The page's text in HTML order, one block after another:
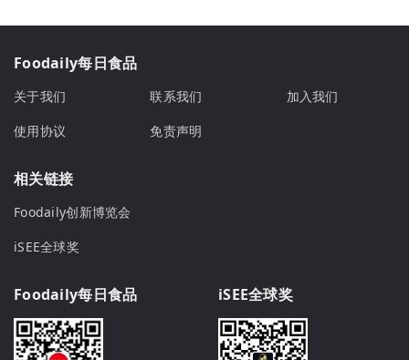
Foodaily每日食品
关于我们 联系我们
加入我们
使用协议
免责声明
相关链接
Foodaily创新博览会
iSEE全球奖
Foodaily每日食品 iSEE全球奖